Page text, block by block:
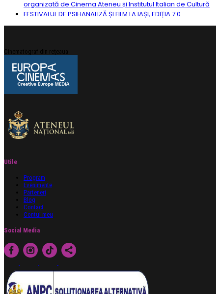
organizată de Cinema Ateneu și Institutul Italian de Cultură
FESTIVALUL DE PSIHANALIZĂ ȘI FILM LA IAȘI, EDIȚIA 7.0
Cinematograf din rețeaua
Utile
Program
Evenimente
Parteneri
Blog
Contact
Contul meu
Social Media